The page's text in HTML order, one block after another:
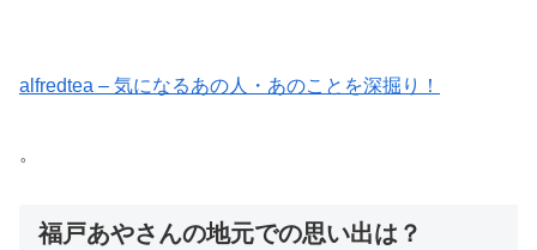
alfredtea – 気になるあの人・あのことを深掘り！
。
福戸あやさんの地元での思い出は？